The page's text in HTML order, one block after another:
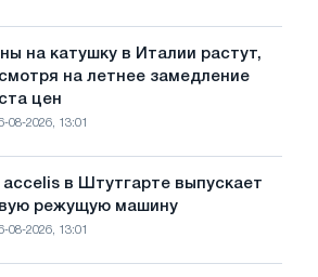
на катушку в Италии растут,
на летнее замедление
цен
08-2026, 13:01
accelis в Штутгарте выпускает
режущую машину
08-2026, 13:01